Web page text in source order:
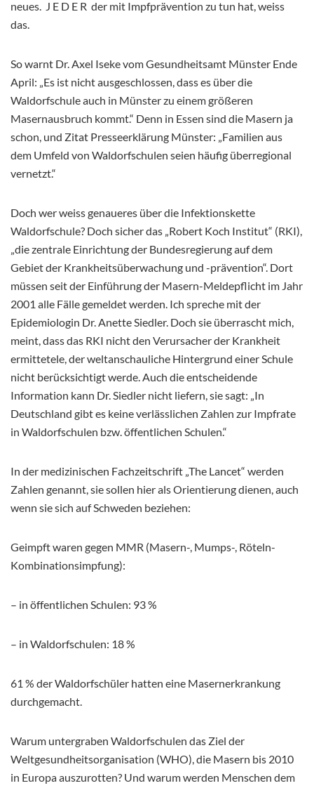
neues. J E D E R der mit Impfprävention zu tun hat, weiss
das.
So warnt Dr. Axel Iseke vom Gesundheitsamt Münster Ende
April: „Es ist nicht ausgeschlossen, dass es über die
Waldorfschule auch in Münster zu einem größeren
Masernausbruch kommt.“ Denn in Essen sind die Masern ja
schon, und Zitat Presseerklärung Münster: „Familien aus
dem Umfeld von Waldorfschulen seien häufig überregional
vernetzt.“
Doch wer weiss genaueres über die Infektionskette
Waldorfschule? Doch sicher das „Robert Koch Institut“ (RKI),
„die zentrale Einrichtung der Bundesregierung auf dem
Gebiet der Krankheitsüberwachung und -prävention“. Dort
müssen seit der Einführung der Masern-Meldepflicht im Jahr
2001 alle Fälle gemeldet werden. Ich spreche mit der
Epidemiologin Dr. Anette Siedler. Doch sie überrascht mich,
meint, dass das RKI nicht den Verursacher der Krankheit
ermittetele, der weltanschauliche Hintergrund einer Schule
nicht berücksichtigt werde. Auch die entscheidende
Information kann Dr. Siedler nicht liefern, sie sagt: „In
Deutschland gibt es keine verlässlichen Zahlen zur Impfrate
in Waldorfschulen bzw. öffentlichen Schulen.“
In der medizinischen Fachzeitschrift „The Lancet“ werden
Zahlen genannt, sie sollen hier als Orientierung dienen, auch
wenn sie sich auf Schweden beziehen:
Geimpft waren gegen MMR (Masern-, Mumps-, Röteln-
Kombinationsimpfung):
– in öffentlichen Schulen: 93 %
– in Waldorfschulen: 18 %
61 % der Waldorfschüler hatten eine Masernerkrankung
durchgemacht.
Warum untergraben Waldorfschulen das Ziel der
Weltgesundheitsorganisation (WHO), die Masern bis 2010
in Europa auszurotten? Und warum werden Menschen dem